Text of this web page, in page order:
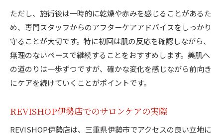
ただし、施術後は一時的に乾燥や赤みを感じることがあるた
め、専門スタッフからのアフターケアアドバイスをしっかり
守ることが大切です。特に初回は肌の反応を確認しながら、
無理のないペースで継続することをおすすめします。美肌へ
の道のりは一歩ずつですが、確かな変化を感じながら前向き
にケアを続けていくことがポイントです。
REVISHOP伊勢店でのサロンケアの実際
REVISHOP伊勢店は、三重県伊勢市でアクセスの良い立地に